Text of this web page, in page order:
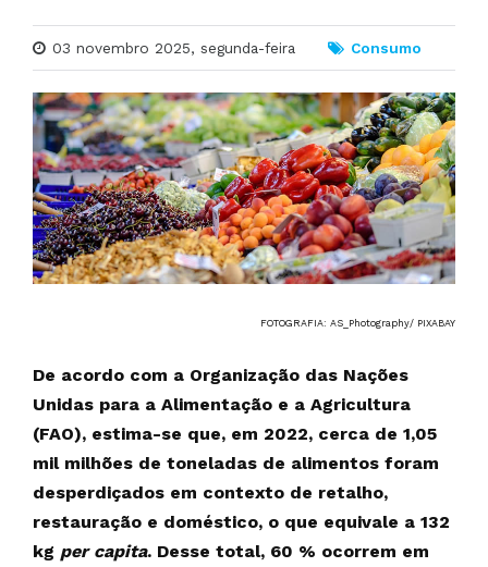
03 novembro 2025, segunda-feira Consumo
FOTOGRAFIA: AS_Photography/ PIXABAY
De acordo com a Organização das Nações
Unidas para a Alimentação e a Agricultura
(FAO), estima-se que, em 2022, cerca de 1,05
mil milhões de toneladas de alimentos foram
desperdiçados em contexto de retalho,
restauração e doméstico, o que equivale a 132
kg per capita. Desse total, 60 % ocorrem em